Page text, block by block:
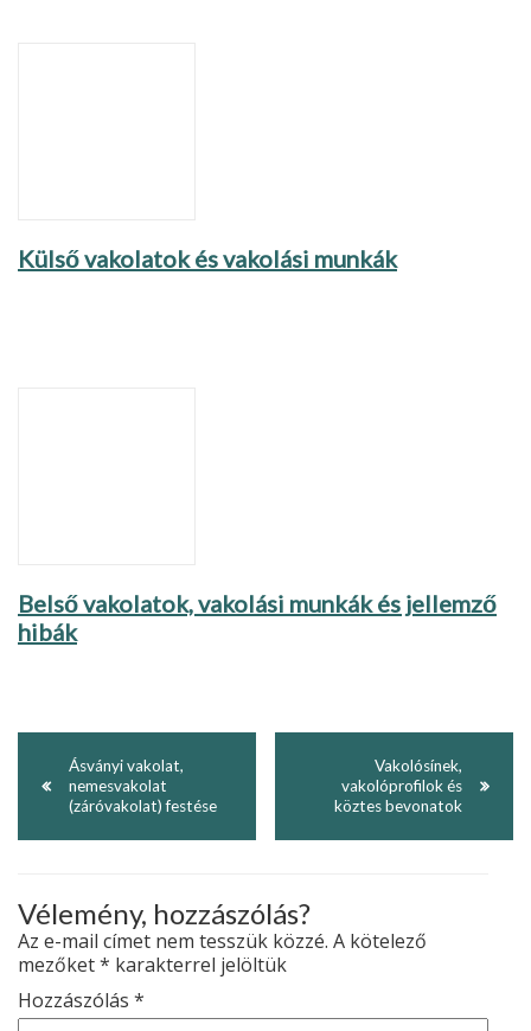
Külső vakolatok és vakolási munkák
Belső vakolatok, vakolási munkák és jellemző
hibák
Ásványi vakolat,
nemesvakolat
(záróvakolat) festése
Vakolósínek,
vakolóprofilok és
köztes bevonatok
Vélemény, hozzászólás?
Az e-mail címet nem tesszük közzé. A kötelező
mezőket* karakterrel jelöltük
Hozzászólás *